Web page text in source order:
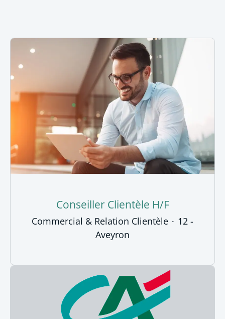
Conseiller Clientèle H/F
Commercial & Relation Clientèle · 12 -
Aveyron